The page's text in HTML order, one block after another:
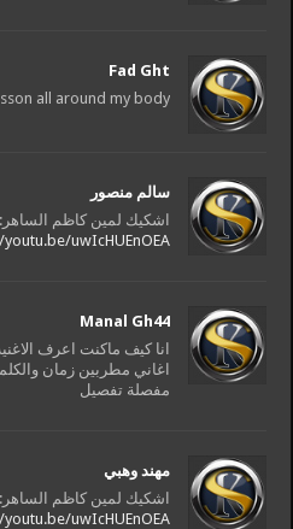
Fad Ght
all around my body
سالم منصور
اشكيك لمين كاظم الساهر:
uwIcHUEnOEA
Manal Gh44
انا كيف ماكنت اعرف
اغاني مطربين زمان
مفصلة تفصيل
مهند وهبي
اشكيك لمين كاظم الساهر:
uwIcHUEnOEA